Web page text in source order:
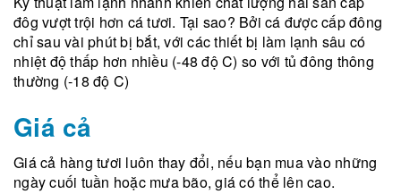
đôg vượt trội hơn cá tươi. Tại sao? Bởi cá được cấp đông
chỉ sau vài phút bị bắt, với các thiết bị làm lạnh sâu có
nhiệt độ thấp hơn nhiều (-48 độ C) so với tủ đông thông
thường (-18 độ C)
Giá cả
Giá cả hàng tươi luôn thay đổi, nếu bạn mua vào những
ngày cuối tuần hoặc mưa bão, giá có thể lên cao.